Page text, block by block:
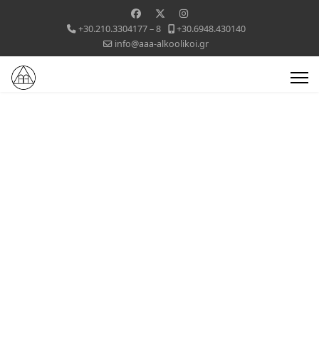
+30.210.3304177 – 8
+30.6948.430140
info@aaa-alkoolikoi.gr